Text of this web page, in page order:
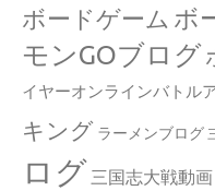
ボードゲーム ボ
モンGOブログ
イヤーオンラインバトル
キング ラーメンブログ
ログ 三国志大戦動